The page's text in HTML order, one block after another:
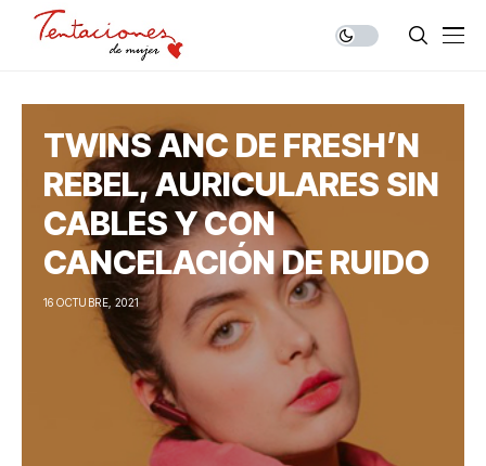
TWINS ANC DE FRESH’N
REBEL, AURICULARES SIN
CABLES Y CON
CANCELACIÓN DE RUIDO
16 OCTUBRE, 2021